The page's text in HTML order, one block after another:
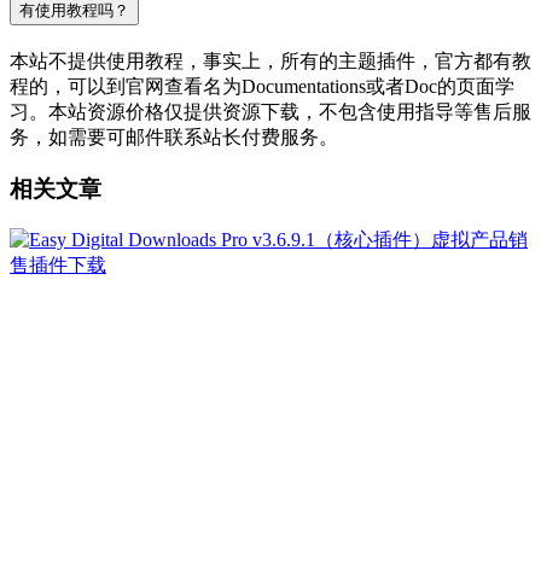
有使用教程吗？
本站不提供使用教程，事实上，所有的主题插件，官方都有教
程的，可以到官网查看名为Documentations或者Doc的页面学
习。本站资源价格仅提供资源下载，不包含使用指导等售后服
务，如需要可邮件联系站长付费服务。
相关文章